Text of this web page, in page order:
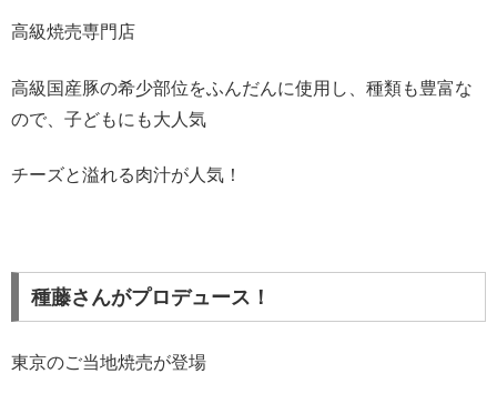
高級焼売専門店
高級国産豚の希少部位をふんだんに使用し、種類も豊富な
ので、子どもにも大人気
チーズと溢れる肉汁が人気！
種藤さんがプロデュース！
東京のご当地焼売が登場